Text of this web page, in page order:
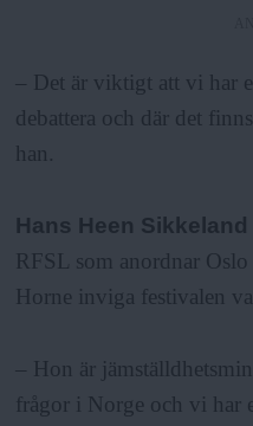
– Det är viktigt att vi har
debattera och där det
han.
Hans Heen Sikkeland
RFSL som anordnar
Horne inviga festivalen
– Hon är
frågor i Norge och vi har